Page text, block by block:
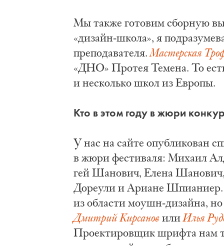
Мы также готовим сборную
«дизайн-школа», я
преподавателя.Мастерская
«ДНО» Протея Темена. То
и несколько школ из Европы.
Кто в этом году в жюри
У нас на сай­те опуб­ли­ко­ван
в жю­ри фе­сти­ва­ля: Ми­ха­ил
гей Ша­но­вич, Еле­на
Дореули и Ариане Шпианиер.
из области моушн-дизайна,
Дмитрий КирсановилиИлья
Проектировщик шрифта нам